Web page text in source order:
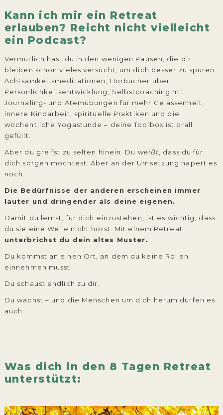
Kann ich mir ein Retreat
erlauben? Reicht nicht vielleicht
ein Podcast?
Vermutlich hast du in den wenigen Pausen, die dir
bleiben schon vieles versucht, um dich besser zu spüren:
Achtsamkeitsmeditationen, Hörbücher über
Persönlichkeitsentwicklung, Selbstcoaching mit
Journaling- und Atemübungen für mehr Gelassenheit,
innere Kindarbeit, spirituelle Praktiken und die
wöchentliche Yogastunde – deine Toolbox ist prall
gefüllt.
Aber du greifst zu selten hinein. Du weißt , dass du für
dich sorgen möchtest. Aber an der Umsetzung hapert es
noch.
Die Bedürfnisse der anderen erscheinen immer
lauter und dringender als deine eigenen.
Damit du lernst, für dich einzustehen, ist es wichtig, dass
du sie eine Weile nicht hörst. Mit einem Retreat
unterbrichst du dein altes Muster.
Du kommst an einen Ort, an dem du keine Rollen
einnehmen musst.
Du schaust endlich zu dir.
Du wächst – und die Menschen um dich herum dürfen es
auch.
Was dich in den 8 Tagen Retreat
unterstützt: